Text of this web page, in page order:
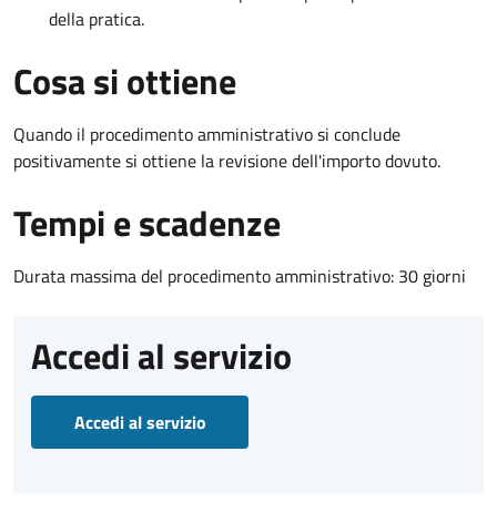
della pratica.
Cosa si ottiene
Quando il procedimento amministrativo si conclude
positivamente si ottiene la revisione dell'importo dovuto.
Tempi e scadenze
Durata massima del procedimento amministrativo: 30 giorni
Accedi al servizio
Accedi al servizio